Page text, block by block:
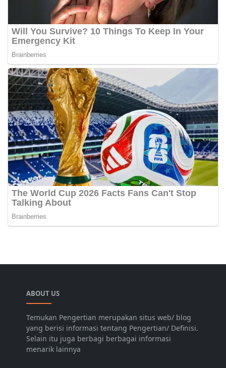
ABOUT US
Temukan Pengertian merupakan situs web/ blog
yang berisi informasi tentang Pengertian/ Definisi.
Selain itu juga berbagi berbagai informasi
menarik lainnya